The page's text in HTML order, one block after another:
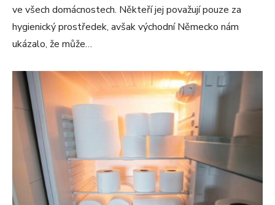
ve všech domácnostech. Někteří jej považují pouze za
hygienický prostředek, avšak východní Německo nám
ukázalo, že může…